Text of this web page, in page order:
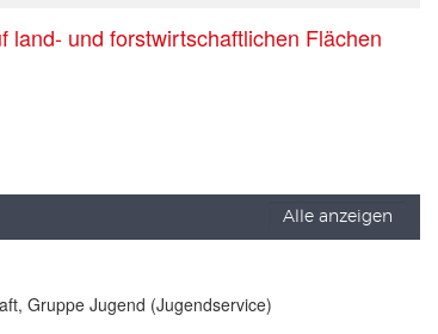
land- und forstwirtschaftlichen Flächen
Alle anzeigen
Gruppe Jugend (Jugendservice)